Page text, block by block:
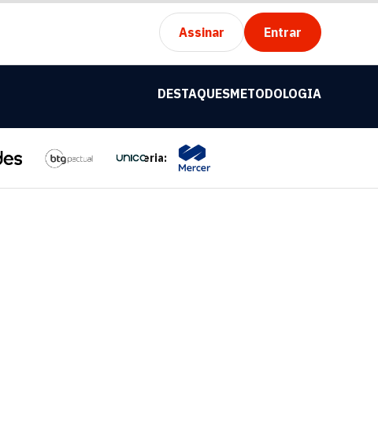
Assinar Entrar
DESTAQUESMETODOLOGIA
Parceria: